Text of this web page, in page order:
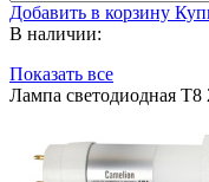
Добавить в корзину
В наличии:
Показать все
Лампа светодиодная